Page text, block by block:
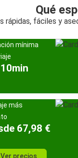
Qué
rápidas, fáciles y
mínima
más
67,98 €
Ver precios